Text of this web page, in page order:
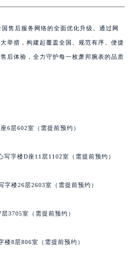
售后服务网络的全面优化升级。通过网
举措，构建起覆盖全国、规范有序、便捷
后体验，全力守护每一枚萧邦腕表的品质
6层602室（需提前预约）
字楼D座11层1102室（需提前预约）
楼26层2603室（需提前预约）
3705室（需提前预约）
8层806室（需提前预约）